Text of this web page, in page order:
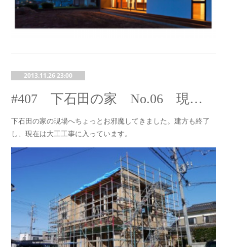
2013.11.26 23:00
#407 下石田の家 No.06 現場のようす
下石田の家の現場へちょっとお邪魔してきました。建方も終了
し、現在は大工工事に入っています。